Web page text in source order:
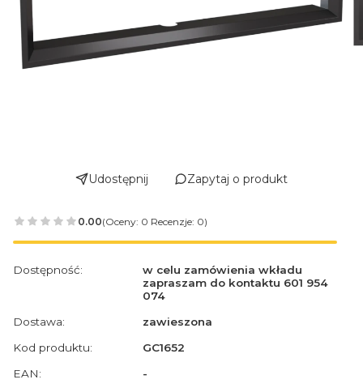
Udostępnij Zapytaj o produkt
0.00(Oceny: 0 Recenzje: 0)
Dostępność:
w celu zamówienia wkładu
zapraszam do kontaktu 601 954
074
Dostawa:
zawieszona
Kod produktu:
GC1652
EAN:
-